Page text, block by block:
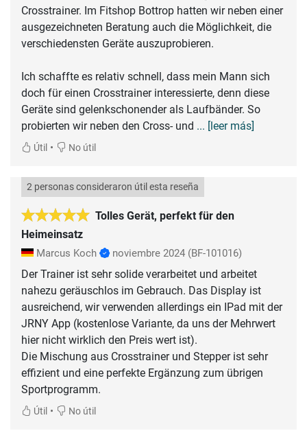
Crosstrainer. Im Fitshop Bottrop hatten wir neben einer
ausgezeichneten Beratung auch die Möglichkeit, die
verschiedensten Geräte auszuprobieren.
Ich schaffte es relativ schnell, dass mein Mann sich
doch für einen Crosstrainer interessierte, denn diese
Geräte sind gelenkschonender als Laufbänder. So
probierten wir neben den Cross- und ... [leer más]
Útil • No útil
Tolles Gerät, perfekt für den
Heimeinsatz
2 personas consideraron útil esta reseña
Marcus Koch noviembre 2024 (BF-101016)
Der Trainer ist sehr solide verarbeitet und arbeitet
nahezu geräuschlos im Gebrauch. Das Display ist
ausreichend, wir verwenden allerdings ein IPad mit der
JRNY App (kostenlose Variante, da uns der Mehrwert
hier nicht wirklich den Preis wert ist).
Die Mischung aus Crosstrainer und Stepper ist sehr
effizient und eine perfekte Ergänzung zum übrigen
Sportprogramm.
Útil • No útil